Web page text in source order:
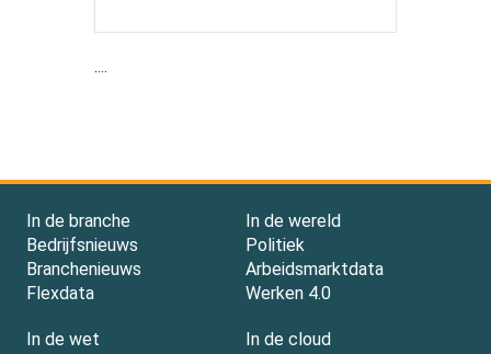
....
In de branche
Bedrijfsnieuws
Branchenieuws
Flexdata
In de wereld
Politiek
Arbeidsmarktdata
Werken 4.0
In de wet
In de cloud